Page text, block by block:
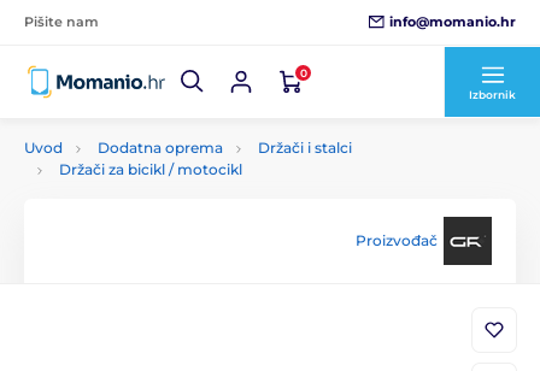
Pišite nam info@momanio.hr
0
Izbornik
Uvod Dodatna oprema
Držači i stalci
Držači za bicikl / motocikl
Proizvođač